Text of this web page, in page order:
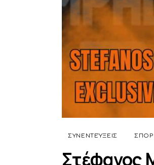
ΣΥΝΕΝΤΕΎΞΕΙΣ ΣΠΟΡ
Στέφανος